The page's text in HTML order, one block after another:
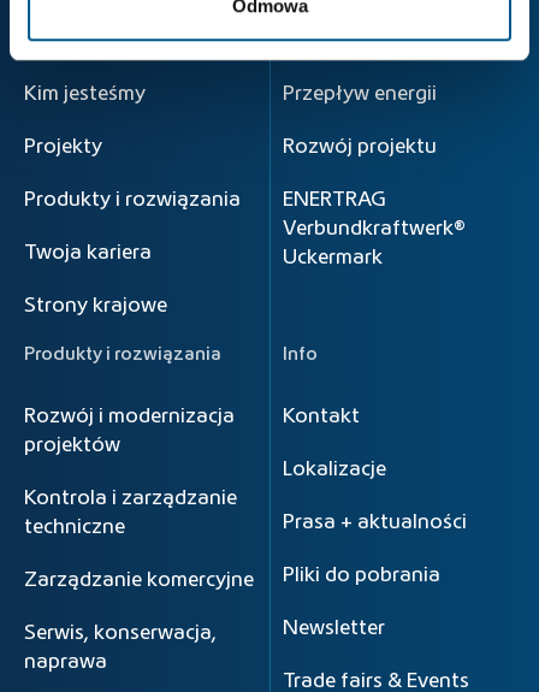
Odmowa
Strona główna
Kim jesteśmy
Projekty
Produkty i rozwiązania
Twoja kariera
Strony krajowe
Zasada
Przepływ energii
Rozwój projektu
ENERTRAG
Verbundkraftwerk®
Uckermark
Produkty i rozwiązania
Rozwój i modernizacja
projektów
Kontrola i zarządzanie
techniczne
Zarządzanie komercyjne
Serwis, konserwacja,
naprawa
Info
Kontakt
Lokalizacje
Prasa + aktualności
Pliki do pobrania
Newsletter
Trade fairs & Events